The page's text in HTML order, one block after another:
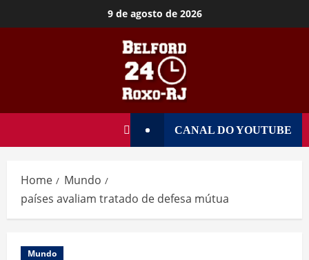
9 de agosto de 2026
CANAL DO YOUTUBE
Home
Mundo
países avaliam tratado de defesa mútua
Mundo